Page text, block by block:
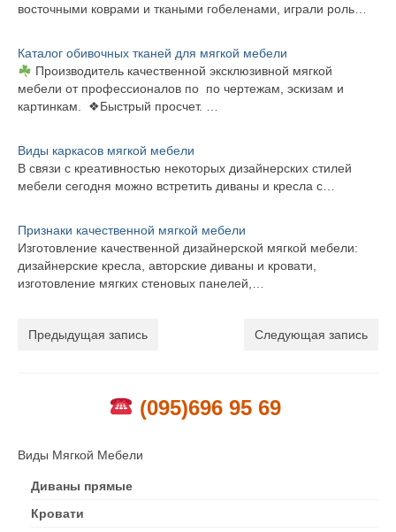
восточными коврами и ткаными гобеленами, играли роль…
Каталог обивочных тканей для мягкой мебели
Производитель качественной эксклюзивной мягкой
мебели от профессионалов по по чертежам, эскизам и
картинкам. ❖Быстрый просчет. …
Виды каркасов мягкой мебели
В связи с креативностью некоторых дизайнерских стилей
мебели сегодня можно встретить диваны и кресла с…
Признаки качественной мягкой мебели
Изготовление качественной дизайнерской мягкой мебели:
дизайнерские кресла, авторские диваны и кровати,
изготовление мягких стеновых панелей,…
Предыдущая запись Следующая запись
(095)696 95 69
Виды Мягкой Мебели
Диваны прямые
Кровати